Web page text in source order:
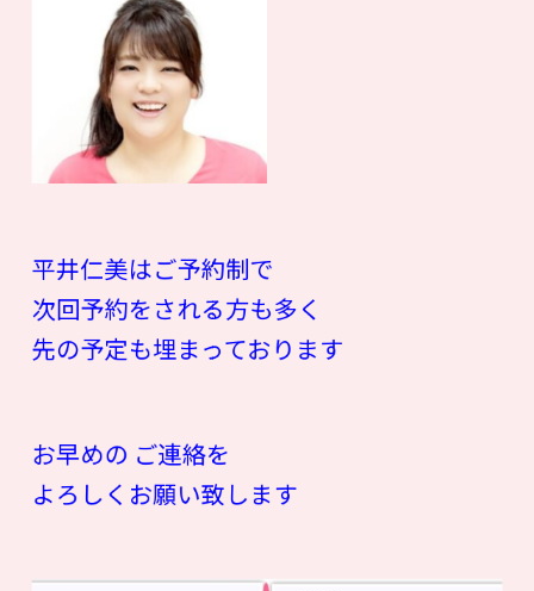
平井仁美はご予約制で
次回予約をされる方も多く
先の予定も埋まっております
お早めの ご連絡を
よろしくお願い致します